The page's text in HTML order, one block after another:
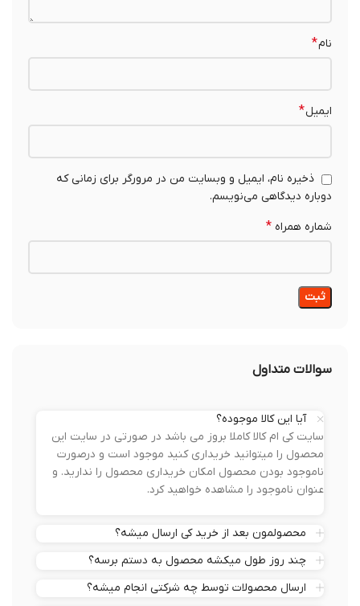
ایمیل*
ذخیره نام، ایمیل و وبسایت من در مرورگر برای زمانی که
دوباره دیدگاهی می‌نویسم.
شماره همراه*
سوالات متداول
آیا این کالا موجوده؟
سایت کی ام کالا کاملا بروز می باشد در صورتی در سایت این
محصول را میتوانید خریداری کنید موجود است و درصورت
ناموجود بودن محصول امکان خریداری محصول را ندارید. و
عنوان ناموجود را مشاهده خواهید کرد.
محصولمون بعد از خرید کی ارسال میشه؟
چند روز طول میکشه محصول به دستم برسه؟
ارسال محصولات توسط چه شرکتی انجام میشه؟